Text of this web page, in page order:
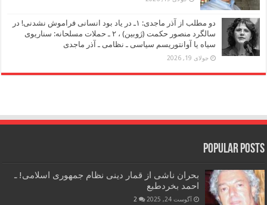
دو مطلب از آذر ماجدی: ۱ـ در یاد بود انسانی فراموش نشدنی! در
سالگرد منصور حکمت (ژوبین) ، ۲ ـ حملات مسلحانه: سناریوی
سیاه یا آوانتوریسم سیاسی ـ نظامی ـ آذر ماجدی
جولای 19, 2026
Popular Posts
بحران ناشی از قمار دینی نظام جمهوری اسلامی! ـ
احمد بخردطبع
آگوست 24, 2025 2